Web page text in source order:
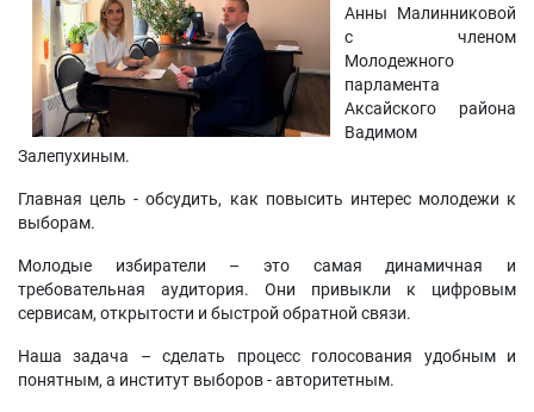
Анны Малинниковой
с членом
Молодежного
парламента
Аксайского района
Вадимом
Залепухиным.
Главная цель - обсудить, как повысить интерес молодежи к
выборам.
Молодые избиратели – это самая динамичная и
требовательная аудитория. Они привыкли к цифровым
сервисам, открытости и быстрой обратной связи.
Наша задача – сделать процесс голосования удобным и
понятным, а институт выборов - авторитетным.